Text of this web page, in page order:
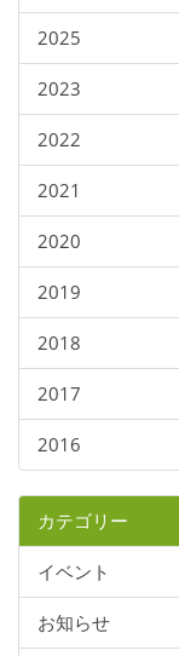
2025
2023
2022
2021
2020
2019
2018
2017
2016
カテゴリー
イベント
お知らせ